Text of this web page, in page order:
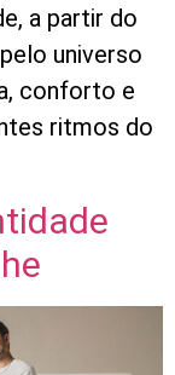
a partir do
universo
conforto e
ritmos do